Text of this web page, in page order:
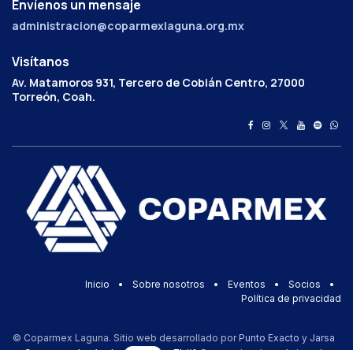
Envíenos un mensaje
administracion@coparmexlaguna.org.mx
Visítanos
Av. Matamoros 931, Tercero de Cobián Centro, 27000
Torreón, Coah.
Inicio • Sobre nosotros • Eventos • Socios
•
Política de privacidad
© Coparmex Laguna. Sitio web desarrollado por Punto Exacto y Jarsa